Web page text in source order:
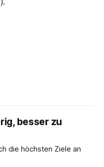
besser zu
die höchsten Ziele an